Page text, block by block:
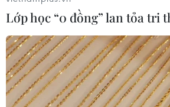
#thánh đường #du lịch Bạc Liêu
Lớp học “0 đồng” lan tỏa tri